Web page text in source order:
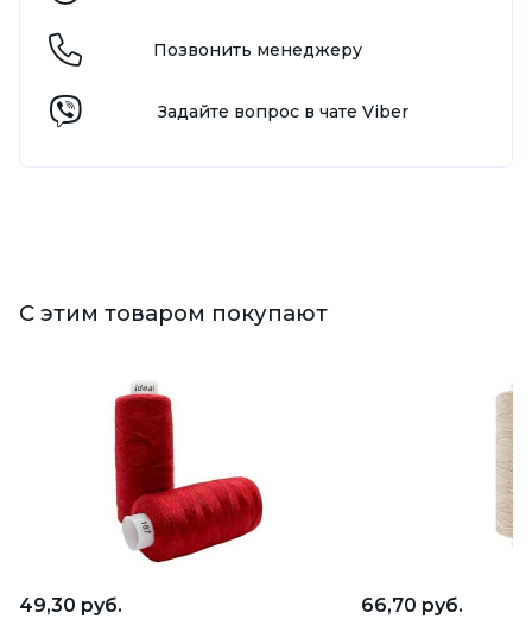
Позвонить менеджеру
Задайте вопрос в чате Viber
С этим товаром покупают
49,30 руб. 66,70 руб.